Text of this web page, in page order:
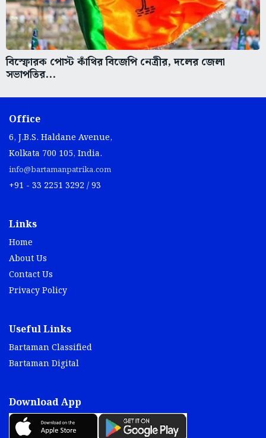
বিস্ফোরক পোস্ট কাঁথির বিজেপি নেত্রীর, দলের জেলা
সভাপতির...
Office
6, J.B.S. Haldane Avenue,
Kolkata 700 105, India.
info@bartamanpatrika.com
+91 - 33 2251 3292 / 93
Links
Home
About Us
Contact Us
Privacy Policy
Useful Links
Bartaman Classified
Bartaman Digital
Download App